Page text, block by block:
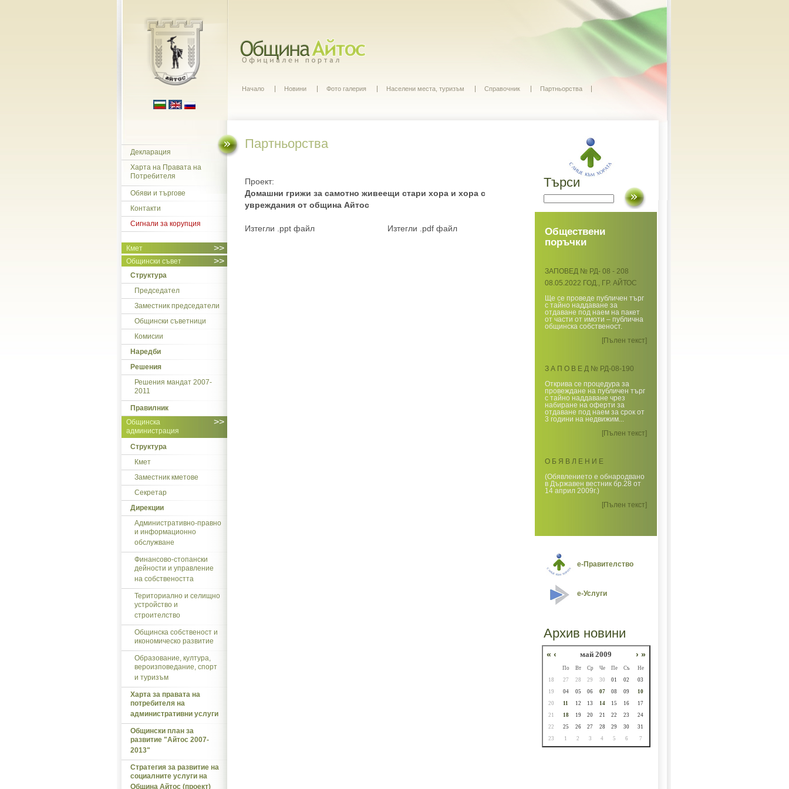
Декларация
Харта на Правата на
Потребителя
Обяви и търгове
Контакти
Сигнали за корупция
>>
Кмет
>>
Общински съвет
Структура
Председател
Заместник председатели
Общински съветници
Комисии
Наредби
Решения
Решения мандат 2007-
2011
Правилник
>>
Общинска
администрация
Структура
Кмет
Заместник кметове
Секретар
Дирекции
Административно-правно
и информационно
обслужване
Финансово-стопански
дейности и управление
на собствеността
Териториално и селищно
устройство и
строителство
Общинска собственост и
икономическо развитие
Образование, култура,
вероизповедание, спорт
и туризъм
Харта за правата на
потребителя на
административни услуги
Общински план за
развитие "Айтос 2007-
2013"
Стратегия за развитие на
социалните услуги на
Начало Новини Фото галерия Населени места, туризъм Справочник Партньорства
Партньорства
Проект:
Домашни грижи за самотно живеещи стари хора и хора с
увреждания от община Айтос
Изтегли .ppt файл Изтегли .pdf файл
Търси
Обществени
поръчки
ЗАПОВЕД № РД- 08 - 208
08.05.2022 ГОД., ГР. АЙТОС
Ще се проведе публичен търг
с тайно наддаване за
отдаване под наем на пакет
от части от имоти – публична
общинска собственост.
[Пълен текст]
З А П О В Е Д № РД-08-190
Открива се процедура за
провеждане на публичен търг
с тайно наддаване чрез
набиране на оферти за
отдаване под наем за срок от
3 години на недвижим...
[Пълен текст]
О Б Я В Л Е Н И Е
(Обявлението е обнародвано
в Държавен вестник бр.28 от
14 април 2009г.)
[Пълен текст]
е-Правителство
е-Услуги
Архив новини
« ‹ май 2009 › »
По Вт Ср Че Пе Съ
Не
18
27 28 29 30 01 02
03
19
04 05 06 07 08 09
10
20
11 12 13 14 15 16
17
21
18 19 20 21 22 23
24
22
25 26 27 28 29 30
31
23
1 2 3 4 5 6 7